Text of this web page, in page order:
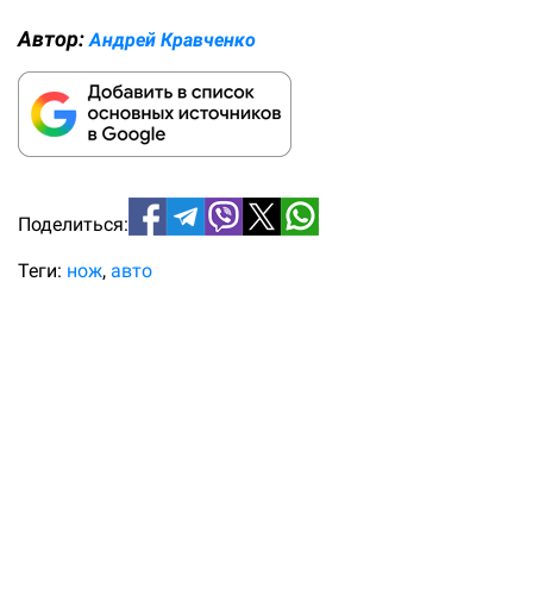
Автор: Андрей Кравченко
Поделиться:
Теги: нож авто